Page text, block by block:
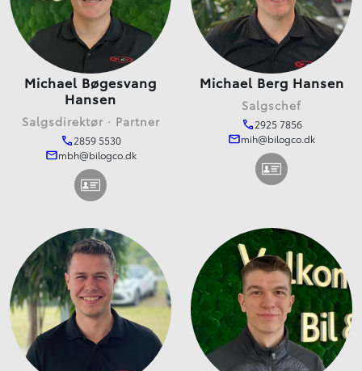
Michael Bøgesvang
Hansen
Salgsdirektør · Partner
2859 5530
mbh@bilogco.dk
Michael Berg Hansen
Salgschef
2925 7856
mih@bilogco.dk